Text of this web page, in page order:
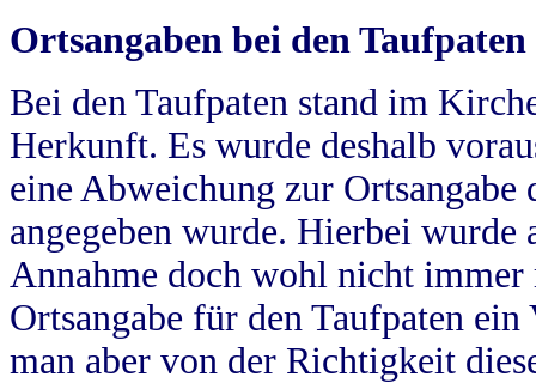
Ortsangaben bei den Taufpaten
Bei den Taufpaten stand im
Herkunft. Es wurde deshalb
eine Abweichung zur
angegeben wurde. Hierbei wurde
Annahme doch wohl nicht
Ortsangabe für den Taufpaten
man aber von der Richtigkeit